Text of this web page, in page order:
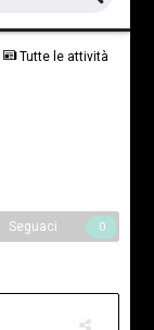
Tutte le attività
Seguaci 0